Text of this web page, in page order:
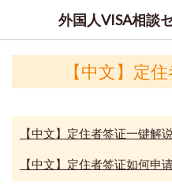
外国人VISA相談
【中文】定
【中文】定住者签证一键解
【中文】定住者签证如何申